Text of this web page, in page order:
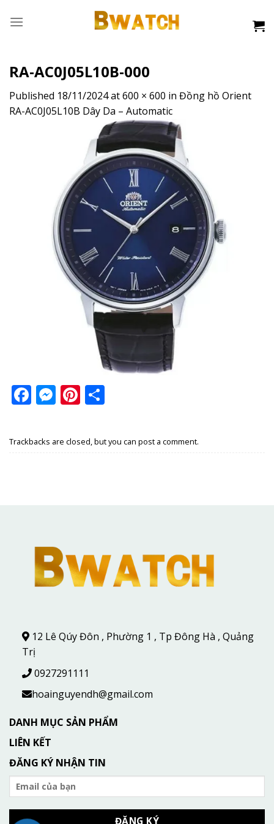
RA-AC0J05L10B-000
Published 18/11/2024at600 × 600 in Đồng hồ Orient
RA-AC0J05L10B Dây Da – Automatic
Facebook
Messenger
Pinterest
Trackbacks are closed, but you can post a comment.
12 Lê Qúy Đôn , Phường 1 , Tp Đông Hà , Quảng
Trị
0927291111
hoainguyendh@gmail.com
DANH MỤC SẢN PHẨM
LIÊN KẾT
ĐĂNG KÝ NHẬN TIN